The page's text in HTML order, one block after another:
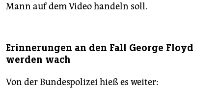
Mann auf dem Video handeln soll.
Erinnerungen an den Fall George Floyd
werden wach
Von der Bundespolizei hieß es weiter: